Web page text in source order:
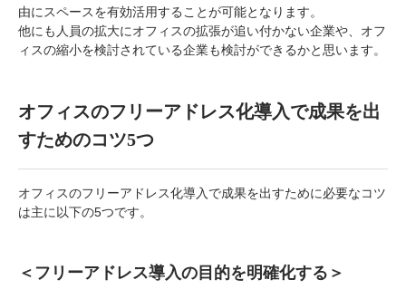
由にスペースを有効活用することが可能となります。
他にも人員の拡大にオフィスの拡張が追い付かない企業や、オフ
ィスの縮小を検討されている企業も検討ができるかと思います。
オフィスのフリーアドレス化導入で成果を出
すためのコツ5つ
オフィスのフリーアドレス化導入で成果を出すために必要なコツ
は主に以下の5つです。
＜フリーアドレス導入の目的を明確化する＞